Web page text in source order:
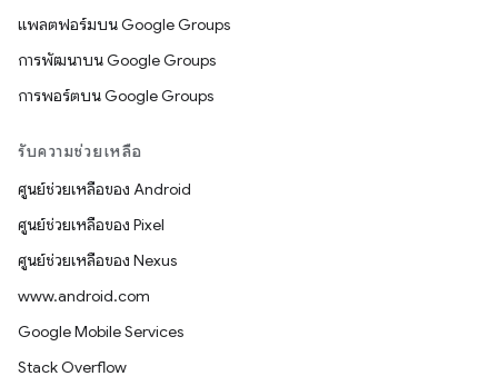
แพลตฟอร์มบน Google Groups
การพัฒนาบน Google Groups
การพอร์ตบน Google Groups
รับความช่วยเหลือ
ศูนย์ช่วยเหลือของ Android
ศูนย์ช่วยเหลือของ Pixel
ศูนย์ช่วยเหลือของ Nexus
www.android.com
Google Mobile Services
Stack Overflow